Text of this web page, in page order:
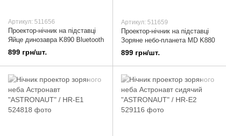
Артикул: 511656
Проектор-нічник на підставці
Яйце динозавра K890 Bluetooth
899 грн/шт.
Артикул: 511659
Проектор-нічник на підставці
Зоряне небо-планета MD K880
899 грн/шт.